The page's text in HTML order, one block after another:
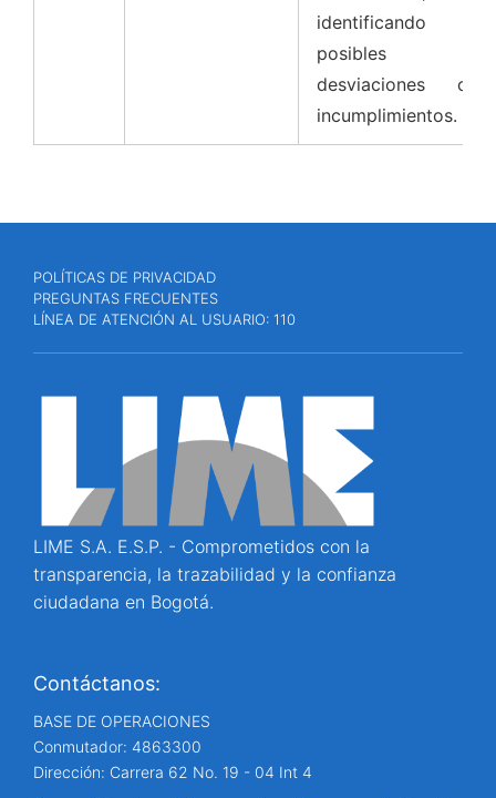
identificando
posibles
desviaciones o
incumplimientos.
POLÍTICAS DE PRIVACIDAD
PREGUNTAS FRECUENTES
LÍNEA DE ATENCIÓN AL USUARIO: 110
LIME S.A. E.S.P. - Comprometidos con la
transparencia, la trazabilidad y la confianza
ciudadana en Bogotá.
Contáctanos:
BASE DE OPERACIONES
Conmutador: 4863300
Dirección: Carrera 62 No. 19 - 04 Int 4